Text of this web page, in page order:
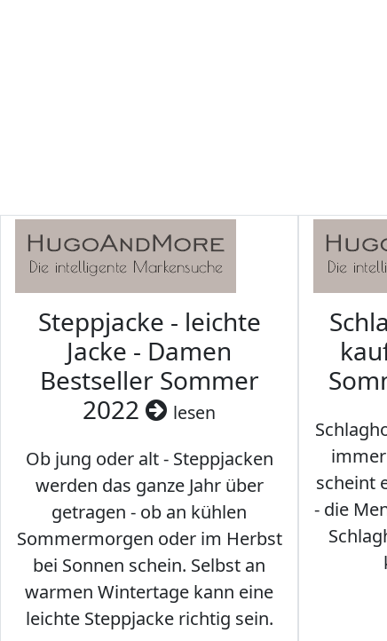
Steppjacke - leichte
Jacke - Damen
Bestseller Sommer
2022
lesen
Ob jung oder alt - Steppjacken
werden das ganze Jahr über
getragen - ob an kühlen
Sommermorgen oder im Herbst
bei Sonnen schein. Selbst an
warmen Wintertage kann eine
leichte Steppjacke richtig sein.
scheint
- die